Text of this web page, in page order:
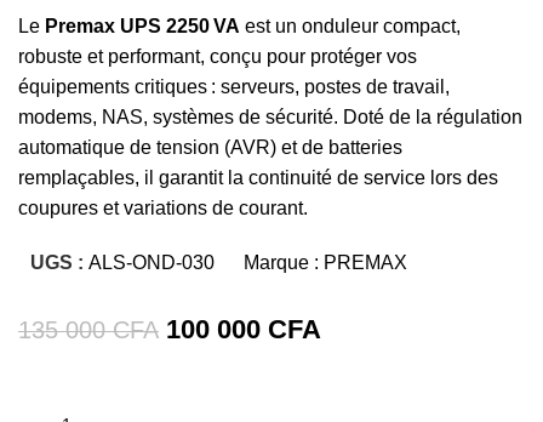
Le Premax UPS 2250 VA est un onduleur compact,
robuste et performant, conçu pour protéger vos
équipements critiques : serveurs, postes de travail,
modems, NAS, systèmes de sécurité. Doté de la régulation
automatique de tension (AVR) et de batteries
remplaçables, il garantit la continuité de service lors des
coupures et variations de courant.
UGS : ALS-OND-030 Marque : PREMAX
135 000CFA Le
100 000 CFA